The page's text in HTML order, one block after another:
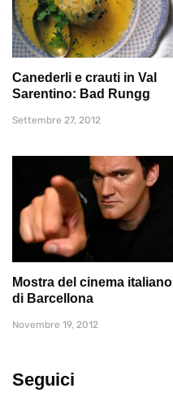
Canederli e crauti in Val
Sarentino: Bad Rungg
Settembre 27, 2012
Mostra del cinema italiano
di Barcellona
Novembre 19, 2012
Seguici